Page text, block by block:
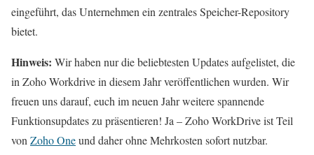
eingeführt, das Unternehmen ein zentrales Speicher-Repository
bietet.
Hinweis: Wir haben nur die beliebtesten Updates aufgelistet, die
in Zoho Workdrive in diesem Jahr veröffentlichen wurden. Wir
freuen uns darauf, euch im neuen Jahr weitere spannende
Funktionsupdates zu präsentieren! Ja – Zoho WorkDrive ist Teil
von Zoho Oneund daher ohne Mehrkosten sofort nutzbar.